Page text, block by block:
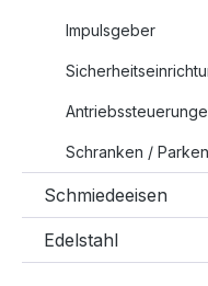
Impulsgeber
Schranken / Parken
Schmiedeeisen
Edelstahl